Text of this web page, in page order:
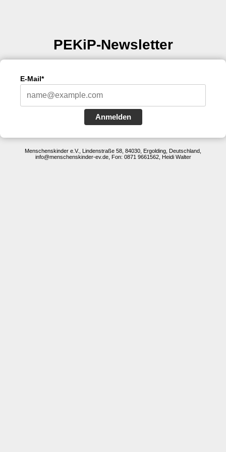
PEKiP-Newsletter
E-Mail*
Anmelden
Menschenskinder e.V., Lindenstraße 58, 84030, Ergolding, Deutschland,
info@menschenskinder-ev.de, Fon: 0871 9661562, Heidi Walter